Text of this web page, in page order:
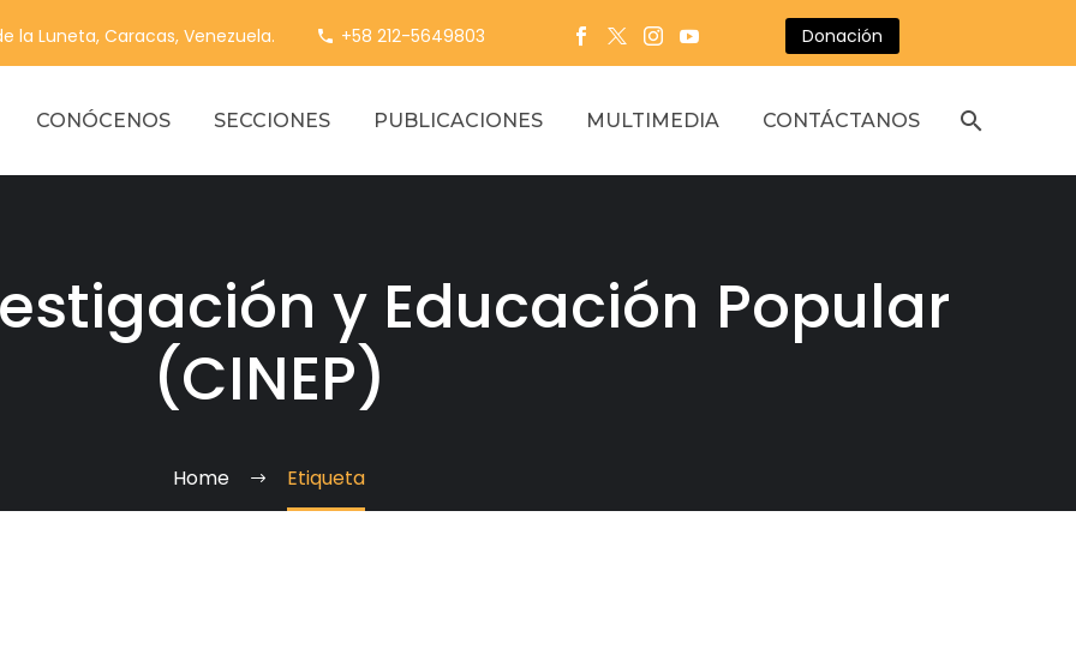
la Luneta, Caracas, Venezuela. +58 212-5649803 Donación
CONÓCENOS SECCIONES PUBLICACIONES MULTIMEDIA CONTÁCTANOS
y Educación Popular
(CINEP)
Home Etiqueta